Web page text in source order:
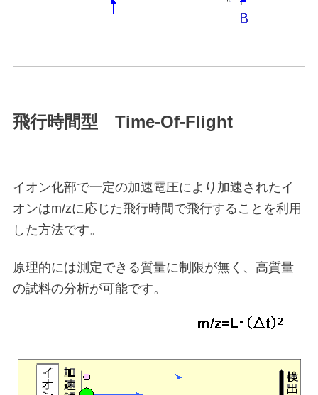
飛行時間型 Time-Of-Flight
イオン化部で一定の加速電圧により加速されたイ
オンはm/zに応じた飛行時間で飛行することを利用
した方法です。
原理的には測定できる質量に制限が無く、高質量
の試料の分析が可能です。